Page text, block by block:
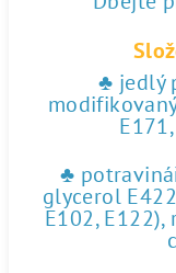
♣ jedlý
♣
glycerol
E102,